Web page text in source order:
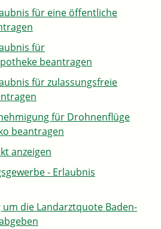
für eine öffentliche
für
beantragen
für zulassungsfreie
für Drohnenflüge
beantragen
anzeigen
- Erlaubnis
um die Landarztquote Baden-